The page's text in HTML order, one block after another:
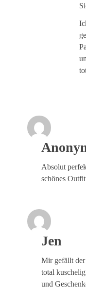
Absolut
schönes
Jen
Mir gefällt der
total
und